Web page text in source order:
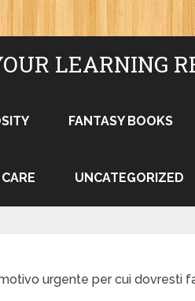
LEARNING
FANTASY BOOKS
UNCATEGORIZED
urgente per cui dovresti